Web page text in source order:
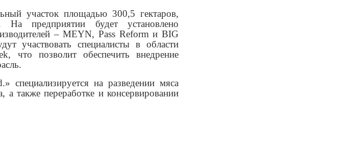
участок площадью 300,5 гектаров,
На предприятии будет установлено
– MEYN, Pass Reform и BIG
участвовать специалисты в области
что позволит обеспечить внедрение
специализируется на разведении мяса
также переработке и консервировании